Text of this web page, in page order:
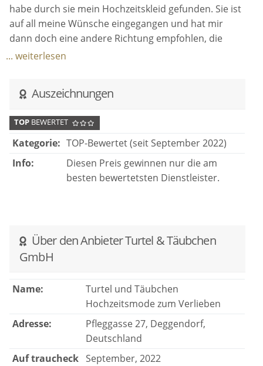
habe durch sie mein Hochzeitskleid gefunden. Sie ist
auf all meine Wünsche eingegangen und hat mir
dann doch eine andere Richtung empfohlen, die
dann die richtige war. Die Tränen sind nur so
verschiedenen Stilen. Danke für die tolle Bewirtung
... weiterlesen
Auszeichnungen
TOP BEWERTET
Kategorie: TOP-Bewertet (seit September 2022)
Info:
Diesen Preis gewinnen nur die am
besten bewertetsten Dienstleister.
Über den Anbieter Turtel & Täubchen
GmbH
Name:
Turtel und Täubchen
Hochzeitsmode zum Verlieben
Adresse:
Pfleggasse 27, Deggendorf,
Deutschland
Auf traucheck September, 2022